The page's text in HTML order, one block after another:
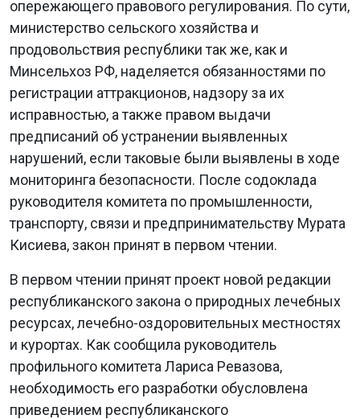
опережающего правового регулирования. По сути,
министерство сельского хозяйства и
продовольствия республики так же, как и
Минсельхоз РФ, наделяется обязанностями по
регистрации аттракционов, надзору за их
исправностью, а также правом выдачи
предписаний об устранении выявленных
нарушений, если таковые были выявлены в ходе
мониторинга безопасности. После содоклада
руководителя комитета по промышленности,
транспорту, связи и предпринимательству Мурата
Кисиева, закон принят в первом чтении.
В первом чтении принят проект новой редакции
республиканского закона о природных лечебных
ресурсах, лечебно-оздоровительных местностях
и курортах. Как сообщила руководитель
профильного комитета Лариса Ревазова,
необходимость его разработки обусловлена
приведением республиканского